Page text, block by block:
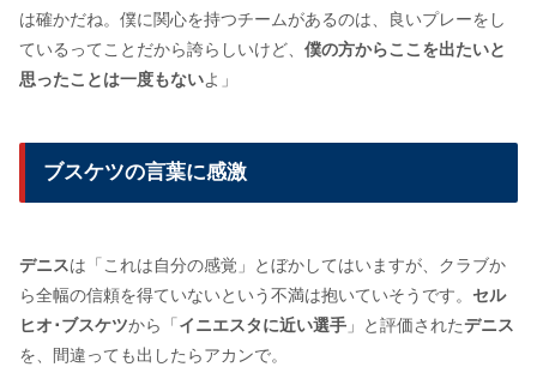
は確かだね。僕に関心を持つチームがあるのは、良いプレーをし
ているってことだから誇らしいけど、 僕の方からここを出たいと
思ったことは一度もないよ」
ブスケツの言葉に感激
デニスは「これは自分の感覚」とぼかしてはいますが、クラブか
ら全幅の信頼を得ていないという不満は抱いていそうです。 セル
ヒオ･ブスケツから「 イニエスタに近い選手 」と評価されたデニス
を、間違っても出したらアカンで。